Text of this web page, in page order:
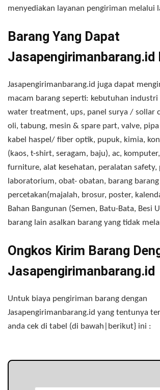
menyediakan layanan pengiriman melalui
Barang Yang Dapat
Jasapengirimanbarang.id
Jasapengirimanbarang.id juga dapat
macam barang seperti: kebutuhan industri
water treatment, ups, panel surya / sollar
oli, tabung, mesin & spare part, valve,
kabel haspel/ fiber optik, pupuk, kimia,
(kaos, t-shirt, seragam, baju), ac,
furniture, alat kesehatan, peralatan safety,
laboratorium, obat- obatan, barang barang
percetakan(majalah, brosur, poster,
Bahan Bangunan (Semen, Batu-Bata, Besi
barang lain asalkan barang yang tidak
Ongkos Kirim Barang
Jasapengirimanbarang.id
Untuk biaya pengiriman barang dengan
Jasapengirimanbarang.id yang tentunya
anda cek di tabel (di bawah|berikut} ini :